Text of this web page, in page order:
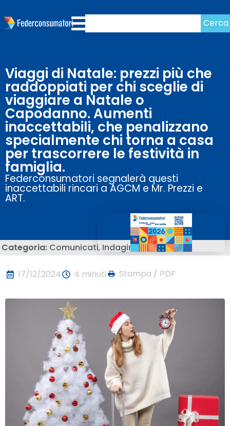
Cerca
Viaggi di Natale: prezzi più che
raddoppiati per chi sceglie di
viaggiare a Natale o
Capodanno. Aumenti
inaccettabili, che penalizzano
specialmente chi torna a casa
per trascorrere le festività in
famiglia.
Federconsumatori segnalerà questi
inaccettabili rincari a AGCM e Mr. Prezzi e
ART.
Categoria: Comunicati, Indagini
17/12/2024 4 minuti Stampa / PDF